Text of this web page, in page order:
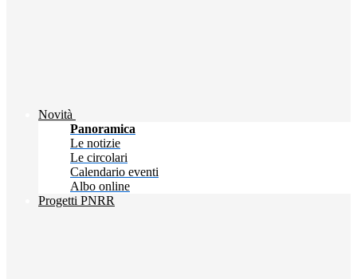
Novità
Panoramica
Le notizie
Le circolari
Calendario eventi
Albo online
Progetti PNRR